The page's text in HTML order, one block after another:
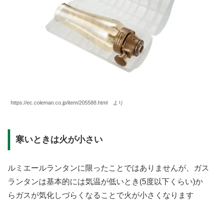
https://ec.coleman.co.jp/item/205588.html より
寒いときは火が小さい
ルミエールランタンに限ったことではありませんが、ガス
ランタンは基本的には気温が低いとき(5度以下くらい)か
らガスが気化しづらくなることで火が小さくなります